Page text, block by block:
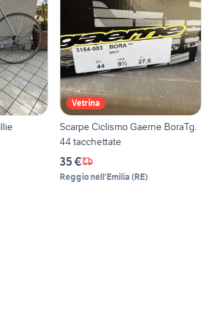
Vetrina
Scarpe Ciclismo Gaerne BoraTg.
44 tacchettate
35 €
Reggio nell'Emilia (RE)